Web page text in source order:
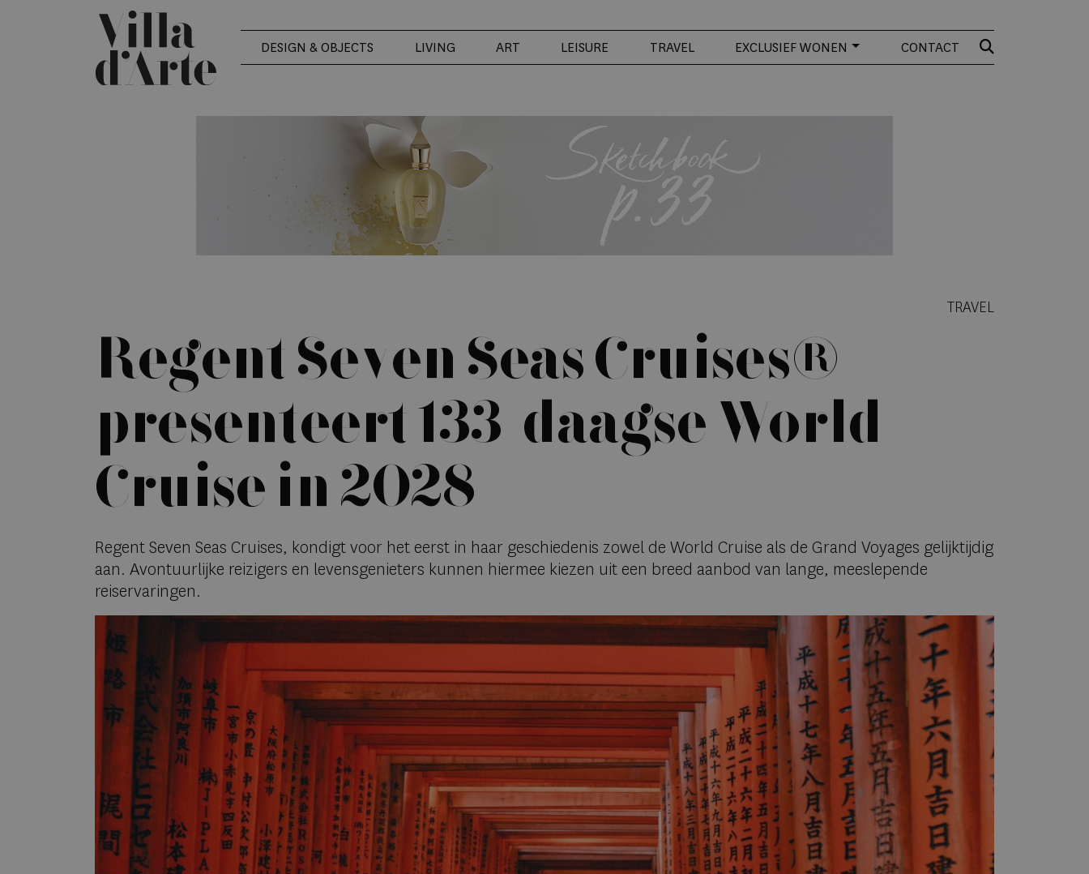
DESIGN & OBJECTS LIVING ART LEISURE TRAVEL EXCLUSIEF WONEN CONTACT
TRAVEL
Regent Seven Seas Cruises®
presenteert 133-daagse World
Cruise in 2028
Regent Seven Seas Cruises, kondigt voor het eerst in haar geschiedenis zowel de World Cruise als de Grand Voyages gelijktijdig
aan. Avontuurlijke reizigers en levensgenieters kunnen hiermee kiezen uit een breed aanbod van lange, meeslepende
reiservaringen.